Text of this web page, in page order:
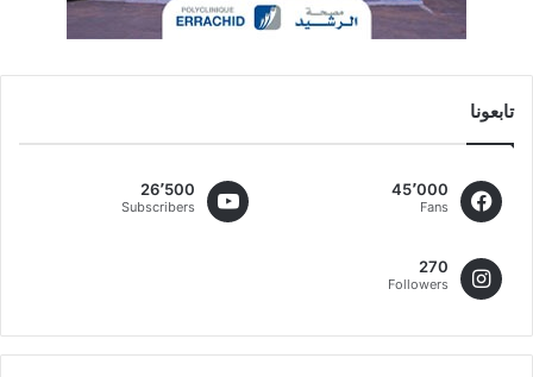
تابعونا
45٬000
Fans
26٬500
Subscribers
270
Followers